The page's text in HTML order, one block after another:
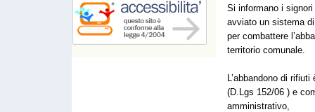
Si informano i
avviato un sistema
per combattere
territorio comunale.
L’abbandono di
(D.Lgs 152/06 ) e
amministrativo,